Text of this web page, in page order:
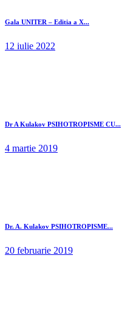
Gala UNITER – Editia a X...
12 iulie 2022
Dr A Kulakov PSIHOTROPISME CU...
4 martie 2019
Dr. A. Kulakov PSIHOTROPISME...
20 februarie 2019